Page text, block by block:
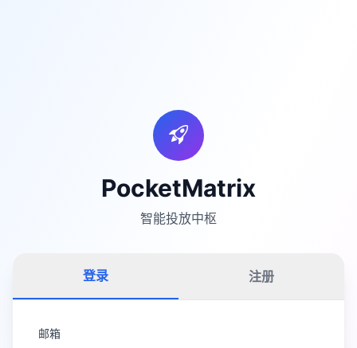
PocketMatrix
智能投放中枢
登录 注册
邮箱